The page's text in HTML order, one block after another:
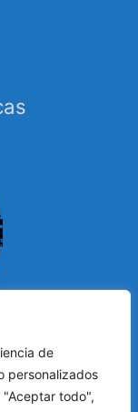
de
personalizados
todo",